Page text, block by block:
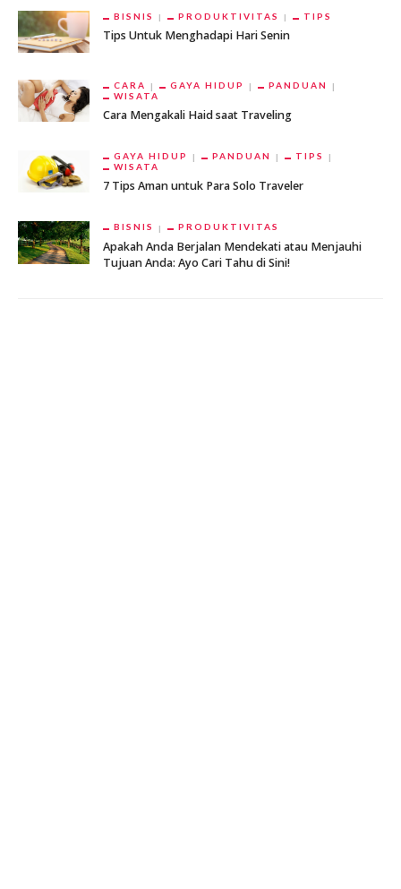
BISNIS PRODUKTIVITAS TIPS
Tips Untuk Menghadapi Hari Senin
CARA GAYA HIDUP
PANDUAN
WISATA
Cara Mengakali Haid saat Traveling
GAYA HIDUP PANDUAN
TIPS
WISATA
7 Tips Aman untuk Para Solo Traveler
BISNIS PRODUKTIVITAS
Apakah Anda Berjalan Mendekati atau Menjauhi
Tujuan Anda: Ayo Cari Tahu di Sini!